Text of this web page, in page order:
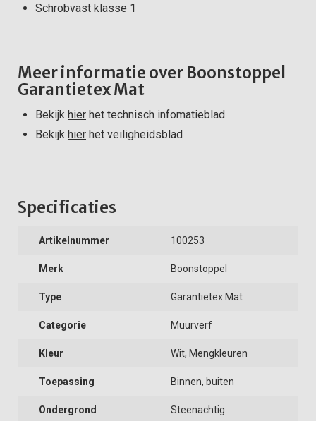
Schrobvast klasse 1
Meer informatie over Boonstoppel
Garantietex Mat
Bekijk hier het technisch infomatieblad
Bekijk hier het veiligheidsblad
Specificaties
Artikelnummer 100253
Merk Boonstoppel
Type Garantietex Mat
Categorie Muurverf
Kleur Wit, Mengkleuren
Toepassing Binnen, buiten
Ondergrond Steenachtig